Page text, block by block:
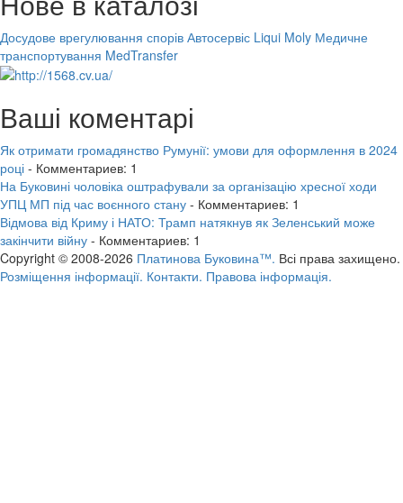
Досудове врегулювання спорів Автосервіс Liqui Moly Медичне
транспортування MedTransfer
Ваші коментарі
Як отримати громадянство Румунії: умови для оформлення в 2024
році - Комментариев: 1
На Буковині чоловіка оштрафували за організацію хресної ходи
УПЦ МП під час воєнного стану - Комментариев: 1
Відмова від Криму і НАТО: Трамп натякнув як Зеленський може
закінчити війну - Комментариев: 1
Copyright © 2008-2026 Платинова Буковина™. Всі права захищено.
Розміщення інформації. Контакти. Правова інформація.